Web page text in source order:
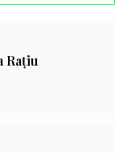
Rațiu